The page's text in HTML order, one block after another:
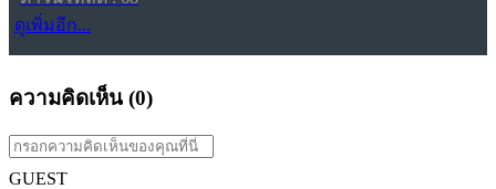
ดูเพิ่มอีก...
ความคิดเห็น (0)
GUEST